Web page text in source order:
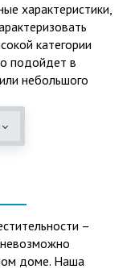
характеристики,
категории
подойдет в
небольшого
канализационных
и
–
доме. Наша